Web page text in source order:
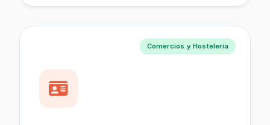
Comercios y Hostelería